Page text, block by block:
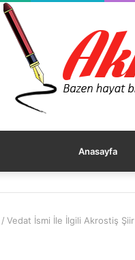
Anasayfa
/ Vedat İsmi İle İlgili Akrostiş Şiir